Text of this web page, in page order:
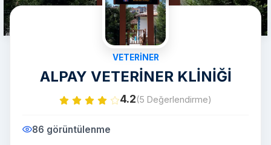
VETERINER
ALPAY VETERİNER KLİNİĞİ
4.2(5 Değerlendirme)
86 görüntülenme